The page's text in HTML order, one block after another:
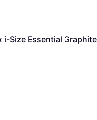
i-Size Essential Graphite